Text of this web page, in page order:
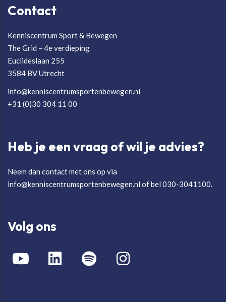
Contact
Kenniscentrum Sport & Bewegen
The Grid – 4e verdieping
Euclideslaan 255
3584 BV Utrecht
info@kenniscentrumsportenbewegen.nl
+31 (0)30 304 11 00
Heb je een vraag of wil je advies?
Neem dan contact met ons op via
info@kenniscentrumsportenbewegen.nl of bel 030-3041100.
Volg ons